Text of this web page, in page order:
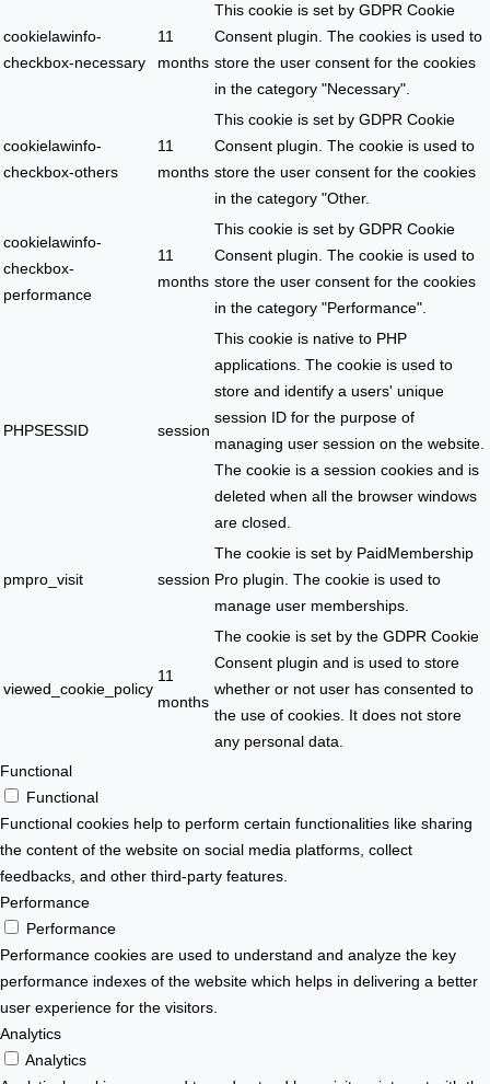
cookielawinfo-
checkbox-necessary
11
months
This cookie is set by GDPR Cookie
Consent plugin. The cookies is used to
store the user consent for the cookies
in the category "Necessary".
cookielawinfo-
checkbox-others
11
months
This cookie is set by GDPR Cookie
Consent plugin. The cookie is used to
store the user consent for the cookies
in the category "Other.
cookielawinfo-
checkbox-
performance
11
months
This cookie is set by GDPR Cookie
Consent plugin. The cookie is used to
store the user consent for the cookies
in the category "Performance".
PHPSESSID session
This cookie is native to PHP
applications. The cookie is used to
store and identify a users' unique
session ID for the purpose of
managing user session on the website.
The cookie is a session cookies and is
deleted when all the browser windows
are closed.
pmpro_visit session
The cookie is set by PaidMembership
Pro plugin. The cookie is used to
manage user memberships.
viewed_cookie_policy
11
months
The cookie is set by the GDPR Cookie
Consent plugin and is used to store
whether or not user has consented to
the use of cookies. It does not store
any personal data.
Functional
Functional
Functional cookies help to perform certain functionalities like sharing
the content of the website on social media platforms, collect
feedbacks, and other third-party features.
Performance
Performance
Performance cookies are used to understand and analyze the key
performance indexes of the website which helps in delivering a better
user experience for the visitors.
Analytics
Analytics